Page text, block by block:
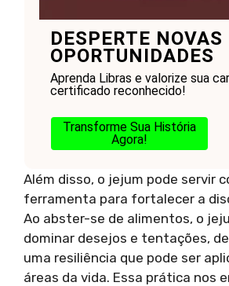
DESPERTE NOVAS
OPORTUNIDADES
Aprenda Libras e valorize sua
certificado reconhecido!
Transforme Sua História
Agora!
Além disso, o jejum pode servir
ferramenta para fortalecer a
Ao abster-se de alimentos, o
dominar desejos e tentações,
uma resiliência que pode ser
áreas da vida. Essa prática nos